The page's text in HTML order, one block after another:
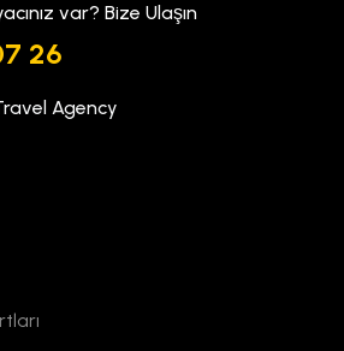
var? Bize Ulaşın
26
Agency